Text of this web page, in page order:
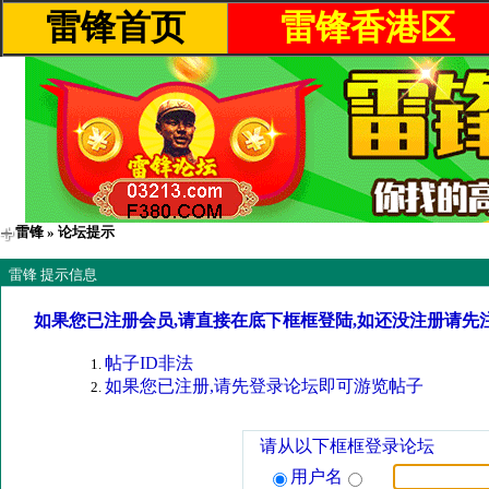
雷锋首页 雷锋香港区
雷锋 » 论坛提示
雷锋 提示信息
如果您已注册会员,请直接在底下框框登陆,如还没注册请先
帖子ID非法
如果您已注册,请先登录论坛即可游览帖子
请从以下框框登录论坛
用户名